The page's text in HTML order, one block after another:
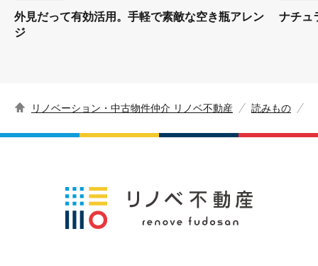
外見だって有効活用。手軽で素敵な空き瓶アレン
ジ
ナチュ
リノベーション・中古物件仲介 リノベ不動産 読みもの